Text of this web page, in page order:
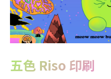
五色 Riso 印刷